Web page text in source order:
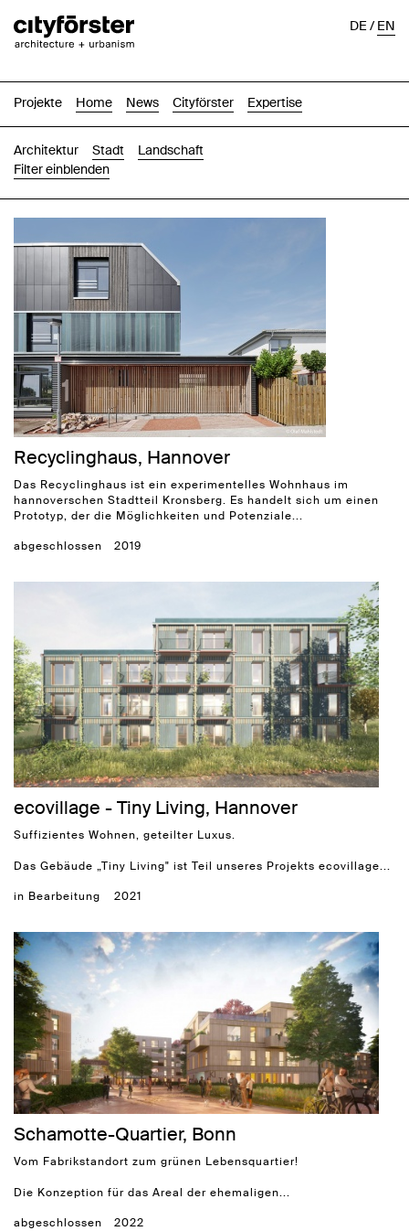
Projekte Home News Cityförster Expertise
DE/EN
Architektur Stadt
Landschaft
Filter einblenden
Recyclinghaus, Hannover
Das Recyclinghaus ist ein experimentelles Wohnhaus im
hannoverschen Stadtteil Kronsberg. Es handelt sich um einen
Prototyp, der die Möglichkeiten und Potenziale...
abgeschlossen 2019
ecovillage - Tiny Living, Hannover
Suffizientes Wohnen, geteilter Luxus.
Das Gebäude „Tiny Living" ist Teil unseres Projekts ecovillage...
in Bearbeitung 2021
Schamotte-Quartier, Bonn
Vom Fabrikstandort zum grünen Lebensquartier!
Die Konzeption für das Areal der ehemaligen...
abgeschlossen 2022